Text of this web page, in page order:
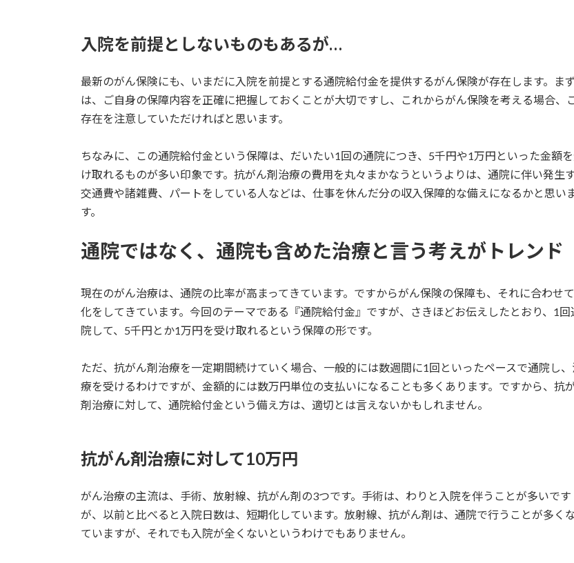
入院を前提としないものもあるが…
最新のがん保険にも、いまだに入院を前提とする通院給付金を提供するがん保険が存在します。ま
は、ご自身の保障内容を正確に把握しておくことが大切ですし、これからがん保険を考える場合、
存在を注意していただければと思います。
ちなみに、この通院給付金という保障は、だいたい1回の通院につき、5千円や1万円といった金額
け取れるものが多い印象です。抗がん剤治療の費用を丸々まかなうというよりは、通院に伴い発生
交通費や諸雑費、パートをしている人などは、仕事を休んだ分の収入保障的な備えになるかと思い
す。
通院ではなく、通院も含めた治療と言う考えがトレンド
現在のがん治療は、通院の比率が高まってきています。ですからがん保険の保障も、それに合わせ
化をしてきています。今回のテーマである『通院給付金』ですが、さきほどお伝えしたとおり、1回
院して、5千円とか1万円を受け取れるという保障の形です。
ただ、抗がん剤治療を一定期間続けていく場合、一般的には数週間に1回といったペースで通院し
療を受けるわけですが、金額的には数万円単位の支払いになることも多くあります。ですから、抗
剤治療に対して、通院給付金という備え方は、適切とは言えないかもしれません。
抗がん剤治療に対して10万円
がん治療の主流は、手術、放射線、抗がん剤の3つです。手術は、わりと入院を伴うことが多いです
が、以前と比べると入院日数は、短期化しています。放射線、抗がん剤は、通院で行うことが多く
ていますが、それでも入院が全くないというわけでもありません。